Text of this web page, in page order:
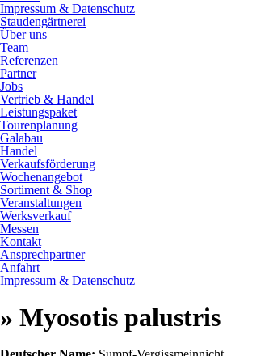
Impressum & Datenschutz
Staudengärtnerei
Über uns
Team
Referenzen
Partner
Jobs
Vertrieb & Handel
Leistungspaket
Tourenplanung
Galabau
Handel
Verkaufsförderung
Wochenangebot
Sortiment & Shop
Veranstaltungen
Werksverkauf
Messen
Kontakt
Ansprechpartner
Anfahrt
Impressum & Datenschutz
» Myosotis palustris